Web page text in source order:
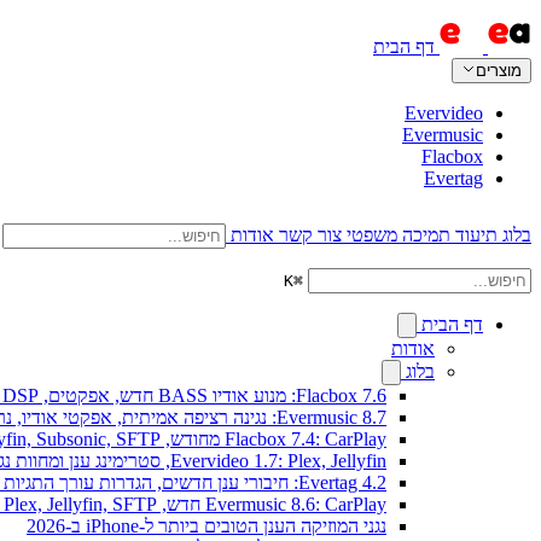
דף הבית
מוצרים
Evervideo
Evermusic
Flacbox
Evertag
בלוג תיעוד תמיכה משפטי צור קשר אודות
⌘
K
דף הבית
אודות
בלוג
Flacbox 7.6: מנוע אודיו BASS חדש, אפקטים, DSP וויזואלייזר מוזיקה חי
Evermusic 8.7: נגינה רציפה אמיתית, אפקטי אודיו, נרמול עוצמה, אקולייזר בעיצוב מחודש
Flacbox 7.4: CarPlay מחודש, Plex, Jellyfin, Subsonic, SFTP לאודיו Hi-Res
Evervideo 1.7: Plex, Jellyfin, סטרימינג ענן ומחוות נגינה חדשים
Evertag 4.2: חיבורי ענן חדשים, הגדרות עורך התגיות מוסברות
Evermusic 8.6: CarPlay חדש, Plex, Jellyfin, SFTP וווידג'ט מילים
נגני המוזיקה הענן הטובים ביותר ל-iPhone ב-2026